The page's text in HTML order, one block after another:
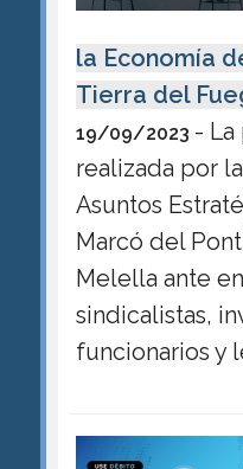
la Economía
Tierra del
19/09/2023 -
realizada por
Asuntos
Marcó del
Melella ante
sindicalistas,
funcionarios y